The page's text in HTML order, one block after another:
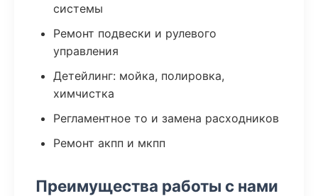
системы
Ремонт подвески и рулевого
управления
Детейлинг: мойка, полировка,
химчистка
Регламентное то и замена расходников
Ремонт акпп и мкпп
Преимущества работы с нами